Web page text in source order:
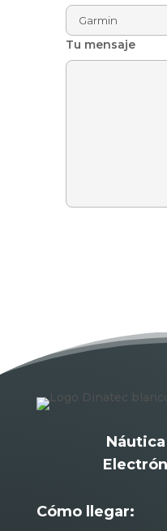
Tu mensaje
Cómo llegar: